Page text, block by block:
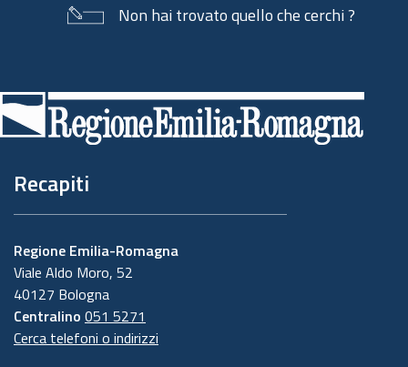
Non hai trovato quello che cerchi ?
di
pagina
Recapiti
Regione Emilia-Romagna
Viale Aldo Moro, 52
40127 Bologna
Centralino 051 5271
Cerca telefoni o indirizzi